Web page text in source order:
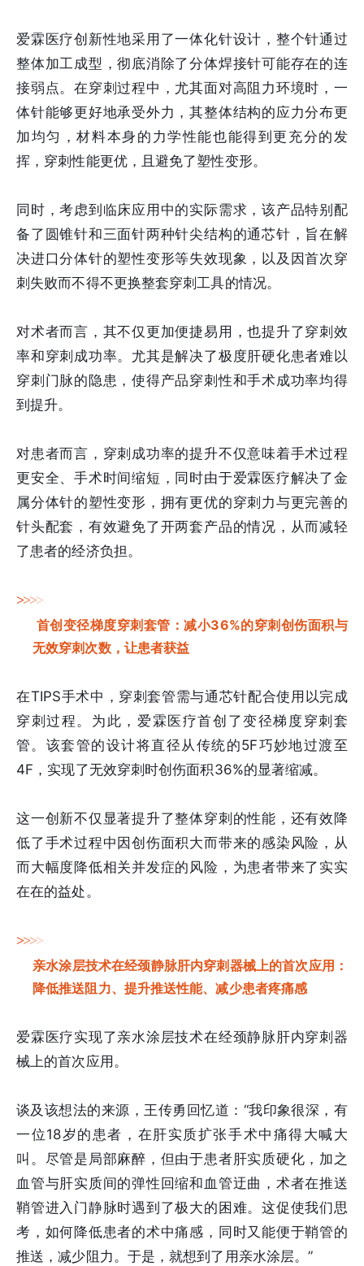
爱霖医疗创新性地采用了一体化针设计，整个针通过
整体加工成型，彻底消除了分体焊接针可能存在的连
接弱点。在穿刺过程中，尤其面对高阻力环境时，一
体针能够更好地承受外力，其整体结构的应力分布更
加均匀，材料本身的力学性能也能得到更充分的发
挥，穿刺性能更优，且避免了塑性变形。
同时，考虑到临床应用中的实际需求，该产品特别配
备了圆锥针和三面针两种针尖结构的通芯针，旨在解
决进口分体针的塑性变形等失效现象，以及因首次穿
刺失败而不得不更换整套穿刺工具的情况。
对术者而言，其不仅更加便捷易用，也提升了穿刺效
率和穿刺成功率。尤其是解决了极度肝硬化患者难以
穿刺门脉的隐患，使得产品穿刺性和手术成功率均得
到提升。
对患者而言，穿刺成功率的提升不仅意味着手术过程
更安全、手术时间缩短，同时由于爱霖医疗解决了金
属分体针的塑性变形，拥有更优的穿刺力与更完善的
针头配套，有效避免了开两套产品的情况，从而减轻
了患者的经济负担。
>>>>
首创变径梯度穿刺套管：减小36%的穿刺创伤面积与
无效穿刺次数，让患者获益
在TIPS手术中，穿刺套管需与通芯针配合使用以完成
穿刺过程。为此，爱霖医疗首创了变径梯度穿刺套
管。该套管的设计将直径从传统的5F巧妙地过渡至
4F，实现了无效穿刺时创伤面积36%的显著缩减。
这一创新不仅显著提升了整体穿刺的性能，还有效降
低了手术过程中因创伤面积大而带来的感染风险，从
而大幅度降低相关并发症的风险，为患者带来了实实
在在的益处。
>>>>
亲水涂层技术在经颈静脉肝内穿刺器械上的首次应用：
降低推送阻力、提升推送性能、减少患者疼痛感
爱霖医疗实现了亲水涂层技术在经颈静脉肝内穿刺器
械上的首次应用。
谈及该想法的来源，王传勇回忆道：“我印象很深，有
一位18岁的患者，在肝实质扩张手术中痛得大喊大
叫。尽管是局部麻醉，但由于患者肝实质硬化，加之
血管与肝实质间的弹性回缩和血管迂曲，术者在推送
鞘管进入门静脉时遇到了极大的困难。这促使我们思
考，如何降低患者的术中痛感，同时又能便于鞘管的
推送，减少阻力。于是，就想到了用亲水涂层。”